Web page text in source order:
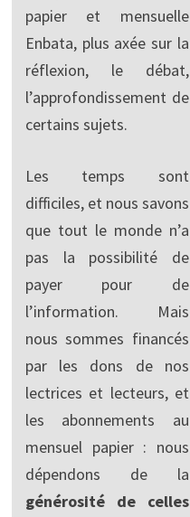
papier et mensuelle
Enbata, plus axée sur la
réflexion, le débat,
l’approfondissement de
certains sujets.
Les temps sont
difficiles, et nous savons
que tout le monde n’a
pas la possibilité de
payer pour de
l’information. Mais
nous sommes financés
par les dons de nos
lectrices et lecteurs, et
les abonnements au
mensuel papier : nous
dépendons de la
générosité de celles